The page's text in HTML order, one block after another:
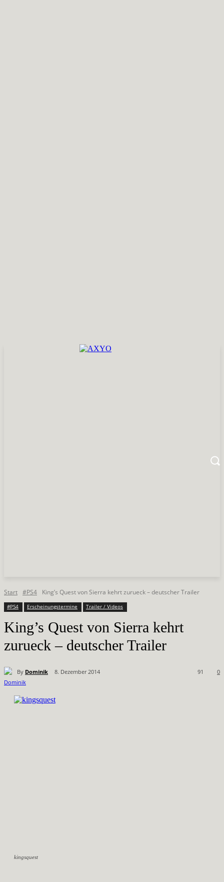
Start #PS4 King’s Quest von Sierra kehrt zurueck – deutscher Trailer
#PS4 Erscheinungstermine Trailer / Videos
King’s Quest von Sierra kehrt
zurueck – deutscher Trailer
By Dominik 8. Dezember 2014 0
91
kingsquest